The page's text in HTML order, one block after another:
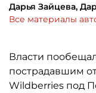
Дарья Зайцева,
Все материалы
Власти
пострадавшим
Wildberries под